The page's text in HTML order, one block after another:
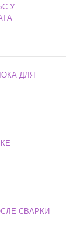
У
ДЛЯ
СВАРКИ